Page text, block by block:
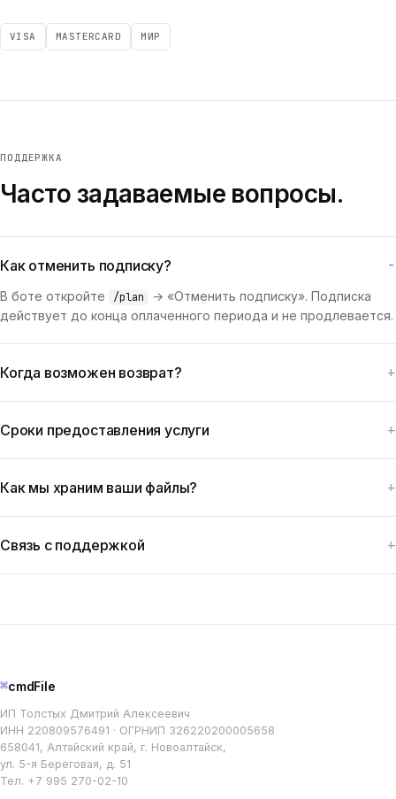
VISA MASTERCARD МИР
ПОДДЕРЖКА
Часто задаваемые вопросы.
Как отменить подписку?
В боте откройте /plan
→ «Отменить подписку». Подписка
действует до конца оплаченного периода и не продлевается.
Когда возможен возврат?
Сроки предоставления услуги
Как мы храним ваши файлы?
Связь с поддержкой
⌘cmdFile
ИП Толстых Дмитрий Алексеевич
ИНН 220809576491 · ОГРНИП 326220200005658
658041, Алтайский край, г. Новоалтайск,
ул. 5-я Береговая, д. 51
Тел. +7 995 270-02-10